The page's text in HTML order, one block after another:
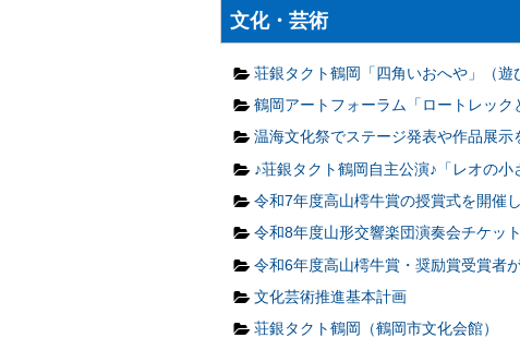
文化・芸術
荘銀タクト鶴岡「四角いおへや」（遊
鶴岡アートフォーラム「ロートレッ
温海文化祭でステージ発表や作品展示
♪荘銀タクト鶴岡自主公演♪「レオの
令和7年度高山樗牛賞の授賞式を開催
令和8年度山形交響楽団演奏会チケッ
令和6年度高山樗牛賞・奨励賞受賞者
文化芸術推進基本計画
荘銀タクト鶴岡（鶴岡市文化会館）